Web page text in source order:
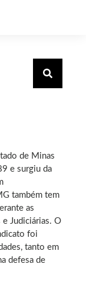
de Minas
e surgiu da
também tem
as
Judiciárias. O
foi
tanto em
defesa de